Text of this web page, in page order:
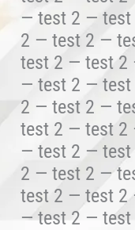
— test 2 —
2 — test 2 —
test 2 — test
— test 2 —
2 — test 2 —
test 2 — test
— test 2 —
2 — test 2 —
test 2 — test
— test 2 —